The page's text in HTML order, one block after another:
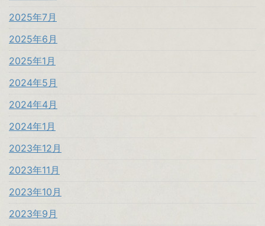
2025年7月
2025年6月
2025年1月
2024年5月
2024年4月
2024年1月
2023年12月
2023年11月
2023年10月
2023年9月